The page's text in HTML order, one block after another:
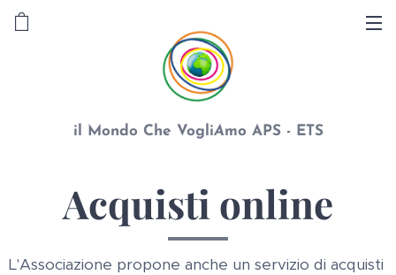
il Mondo Che VogliAmo APS - ETS
Acquisti online
L'Associazione propone anche un servizio di acquisti